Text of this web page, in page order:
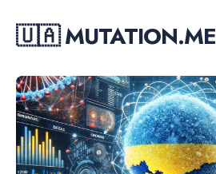
🇺🇦 MUTATION.ME
Search
for
Blog